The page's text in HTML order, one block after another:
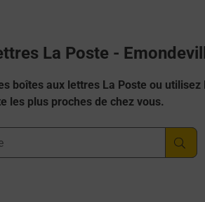
La Poste -
boîtes aux lettres La Poste ou
les plus proches de chez vous.
Postal